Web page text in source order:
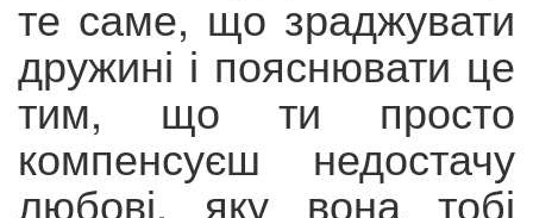
те саме, що зраджувати
дружині і пояснювати це
тим, що ти просто
компенсуєш недостачу
любові, яку вона тобі